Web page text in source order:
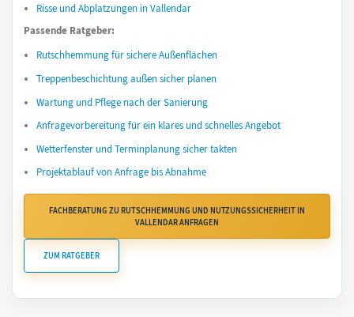
Risse und Abplatzungen in Vallendar
Passende Ratgeber:
Rutschhemmung für sichere Außenflächen
Treppenbeschichtung außen sicher planen
Wartung und Pflege nach der Sanierung
Anfragevorbereitung für ein klares und schnelles Angebot
Wetterfenster und Terminplanung sicher takten
Projektablauf von Anfrage bis Abnahme
FACHBERATUNG ZU RUTSCHHEMMUNG UND NUTZUNGSSICHERHEIT IN
VALLENDAR ANFRAGEN
ZUM RATGEBER